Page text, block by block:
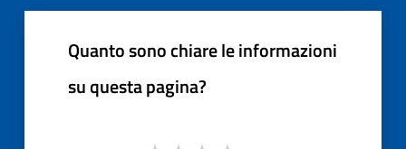
Quanto sono chiare le informazioni
su questa pagina?